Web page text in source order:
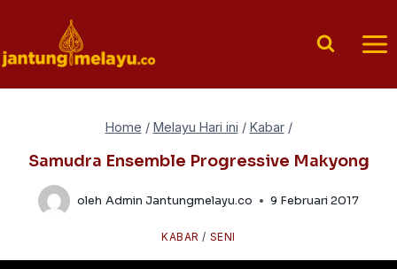
content
Home / Melayu Hari ini / Kabar /
Samudra Ensemble Progressive Makyong
oleh Admin Jantungmelayu.co 9 Februari 2017
KABAR / SENI